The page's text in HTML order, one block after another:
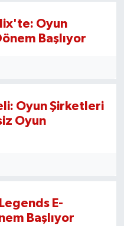
Oyun
Başlıyor
Oyun Şirketleri
Oyun
E-
Başlıyor